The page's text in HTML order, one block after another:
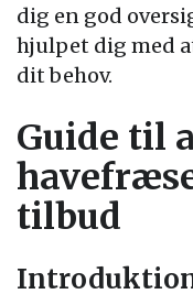
dig en god
hjulpet dig med
dit behov.
Guide til
tilbud